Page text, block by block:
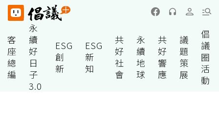
客
座
總
編
永
續
好
日
子
3.0
ESG
創
新
ESG
新
知
共
好
社
會
永
續
地
球
共
好
響
應
議
題
策
展
倡
議
圈
活
動